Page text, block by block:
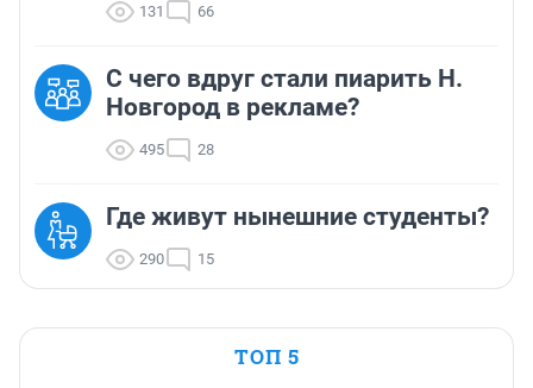
131 66
С чего вдруг стали пиарить Н.
Новгород в рекламе?
495 28
Где живут нынешние студенты?
290 15
ТОП 5